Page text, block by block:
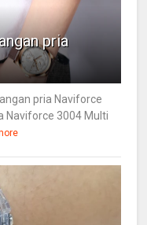
pria
pria Naviforce
Naviforce 3004 Multi